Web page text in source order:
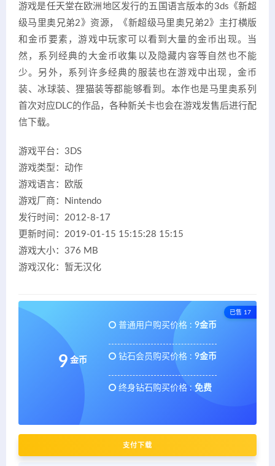
游戏是任天堂在欧洲地区发行的五国语言版本的3ds《新超
级马里奥兄弟2》资源，《新超级马里奥兄弟2》主打横版
和金币要素，游戏中玩家可以看到大量的金币出现。当
然，系列经典的大金币收集以及隐藏内容等自然也不能
少。另外，系列许多经典的服装也在游戏中出现，金币
装、冰球装、狸猫装等都能够看到。本作也是马里奥系列
首次对应DLC的作品，各种新关卡也会在游戏发售后进行配
信下载。
游戏平台：3DS
游戏类型：动作
游戏语言：欧版
游戏厂商：Nintendo
发行时间：2012-8-17
更新时间：2019-01-15 15:15:28 15:15
游戏大小：376 MB
游戏汉化：暂无汉化
已售 17
9 金币
普通用户购买价格 : 9金币
钻石会员购买价格 : 9金币
终身钻石购买价格 : 免费
支付下载